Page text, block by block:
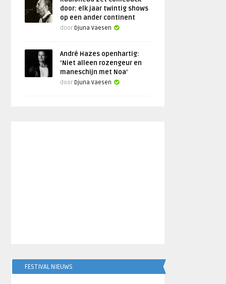
door: elk jaar twintig shows
op een ander continent
door Djuna Vaesen
André Hazes openhartig:
‘Niet alleen rozengeur en
maneschijn met Noa’
door Djuna Vaesen
FESTIVAL NIEUWS